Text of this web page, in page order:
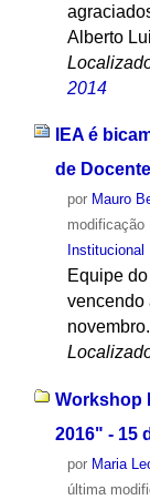
Alberto
2014
IEA é
de
por Mauro
modificação
Institucional
Equipe
vencendo
novembro.
Workshop
2016" - 15
por Maria
última